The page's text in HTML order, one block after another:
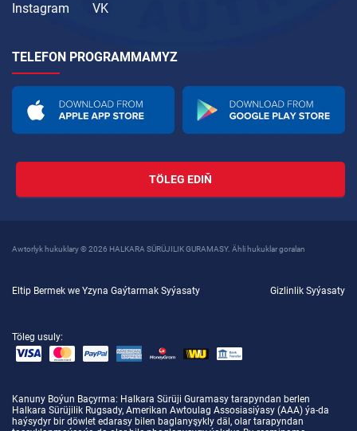
Instagram
VK
TELEFON PROGRAMMAMYZ
TÖLEG EDIŇ
Awtorlyk hukuklary © 2026 HALKARA SÜRÜJILIK GURAMASY. Ähli hukuklar goralan
Eltip Bermek we Yzyna Gaýtarmak Syýasaty Gizlinlik Syýasaty
Töleg usuly:
Kanuny Boýun Baçyrma: Halkara Sürüji Guramasy tarapyndan berlen
Halkara Sürüjilik Rugsady, Amerikan Awtoulag Assosiasiýasy (AAA) ýa-da
haýsydyr bir döwlet edarasy bilen baglanyşykly däl, olar tarapyndan